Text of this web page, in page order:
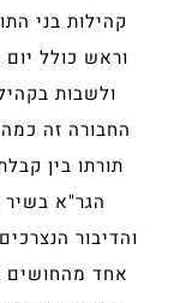
קהילות בני
וראש כולל
ולשבות
החבורה זה
תורתו בין
הגר"א
והדיבור
אחד מהחושים